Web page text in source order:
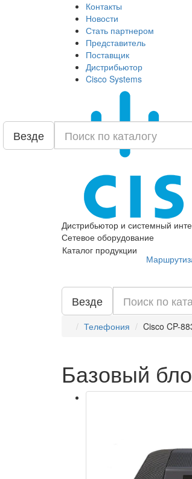
Контакты
Новости
Стать партнером
Представитель
Поставщик
Дистрибьютор
Cisco Systems
Дистрибьютор и системный
Сетевое оборудование
Везде
Каталог продукции
Везде
Телефония Cisco CP-
Базовый